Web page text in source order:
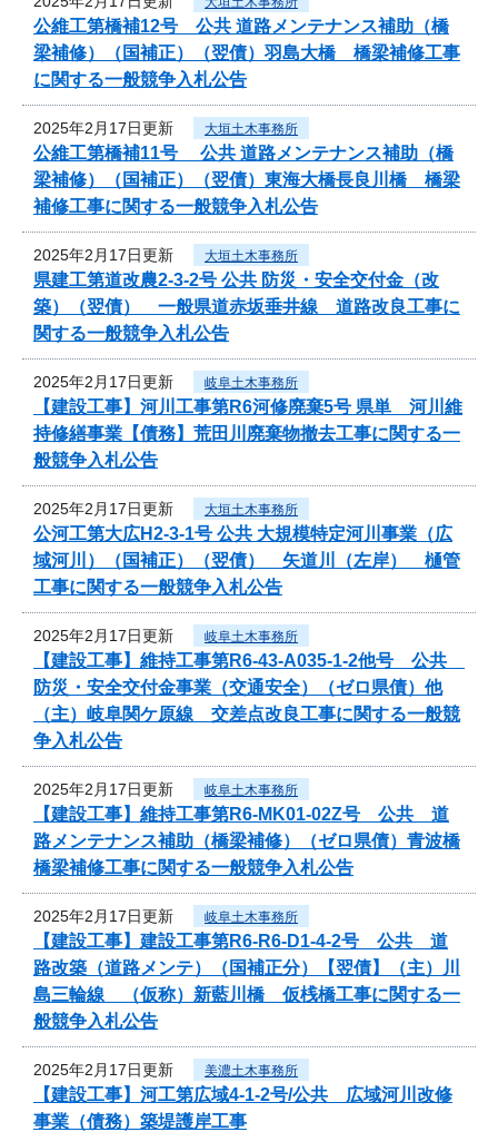
公維工第橋補12号 公共 道路メンテナンス補助（橋
梁補修）（国補正）（翌債）羽島大橋 橋梁補修工事
に関する一般競争入札公告
2025年2月17日更新 大垣土木事務所
公維工第橋補11号 公共 道路メンテナンス補助（橋
梁補修）（国補正）（翌債）東海大橋長良川橋 橋梁
補修工事に関する一般競争入札公告
2025年2月17日更新 大垣土木事務所
県建工第道改農2-3-2号 公共 防災・安全交付金（改
築）（翌債） 一般県道赤坂垂井線 道路改良工事に
関する一般競争入札公告
2025年2月17日更新 岐阜土木事務所
【建設工事】河川工事第R6河修廃棄5号 県単 河川維
持修繕事業【債務】荒田川廃棄物撤去工事に関する一
般競争入札公告
2025年2月17日更新 大垣土木事務所
公河工第大広H2-3-1号 公共 大規模特定河川事業（広
域河川）（国補正）（翌債） 矢道川（左岸） 樋管
工事に関する一般競争入札公告
2025年2月17日更新 岐阜土木事務所
【建設工事】維持工事第R6-43-A035-1-2他号 公共
防災・安全交付金事業（交通安全）（ゼロ県債）他
（主）岐阜関ケ原線 交差点改良工事に関する一般競
争入札公告
2025年2月17日更新 岐阜土木事務所
【建設工事】維持工事第R6-MK01-02Z号 公共 道
路メンテナンス補助（橋梁補修）（ゼロ県債）青波橋
橋梁補修工事に関する一般競争入札公告
2025年2月17日更新 岐阜土木事務所
【建設工事】建設工事第R6-R6-D1-4-2号 公共 道
路改築（道路メンテ）（国補正分）【翌債】（主）川
島三輪線 （仮称）新藍川橋 仮桟橋工事に関する一
般競争入札公告
2025年2月17日更新 美濃土木事務所
【建設工事】河工第広域4-1-2号/公共 広域河川改修
事業（債務）築堤護岸工事